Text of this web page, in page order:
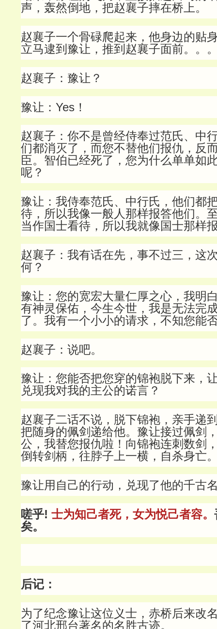
声，轰然倒地，把赵襄子摔在桥上。
赵襄子一个骨碌爬起来，他身边的贴
立马逮到豫让，推到赵襄子面前。。
赵襄子：豫让？
豫让：Yes！
赵襄子：你不是曾经侍奉过范氏、中
们都消灭了，而您不替他们报仇，反
臣。智伯已经死了，您为什么单单如
呢？
豫让： 我侍奉范氏、中行氏，他们都
待，所以我像一般人那样报答他们。
当作国士看待，所以我就像国士那样
赵襄子：我有话在先，事不过三，这
何？
豫让：您的宽宏大量仁厚之心，我明
有神灵保佑，今生今世，我是无法完
了。我有一个小小的请求，不知您能
赵襄子：说吧。
豫让：您能否把您穿的锦袍脱下来，
兑现我对我的主公的诺言？
赵襄子二话不说，脱下锦袍，亲手递
把随身的佩剑递给他。豫让接过佩剑
公，我替您报仇啦！向锦袍连刺数剑
倒转剑柄，往脖子上一横，自杀身亡
豫让用自己的行动，兑现了他的千古
嗟乎! 士为知己者死，女为悦己者容。
矣。
后记：
为了纪念豫让这位义士，赤桥后来改
了河北邢台著名的名胜古迹。